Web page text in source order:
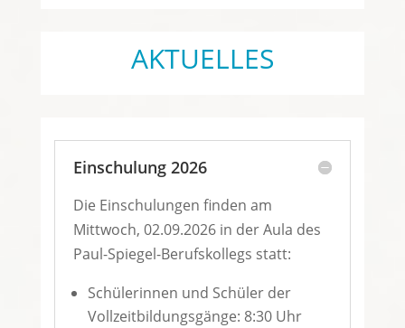
AKTUELLES
Einschulung 2026
Die Einschulungen finden am
Mittwoch, 02.09.2026 in der Aula des
Paul-Spiegel-Berufskollegs statt:
Schülerinnen und Schüler der
Vollzeitbildungsgänge: 8:30 Uhr